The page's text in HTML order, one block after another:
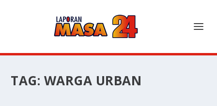
TAG: WARGA URBAN